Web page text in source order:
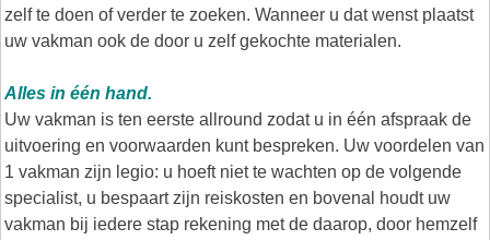
zelf te doen of verder te zoeken. Wanneer u dat wenst plaatst
uw vakman ook de door u zelf gekochte materialen.
Alles in één hand.
Uw vakman is ten eerste allround zodat u in één afspraak de
uitvoering en voorwaarden kunt bespreken. Uw voordelen van
1 vakman zijn legio: u hoeft niet te wachten op de volgende
specialist, u bespaart zijn reiskosten en bovenal houdt uw
vakman bij iedere stap rekening met de daarop, door hemzelf